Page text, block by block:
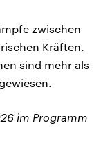
zwischen
Kräften.
sind mehr als
im Programm